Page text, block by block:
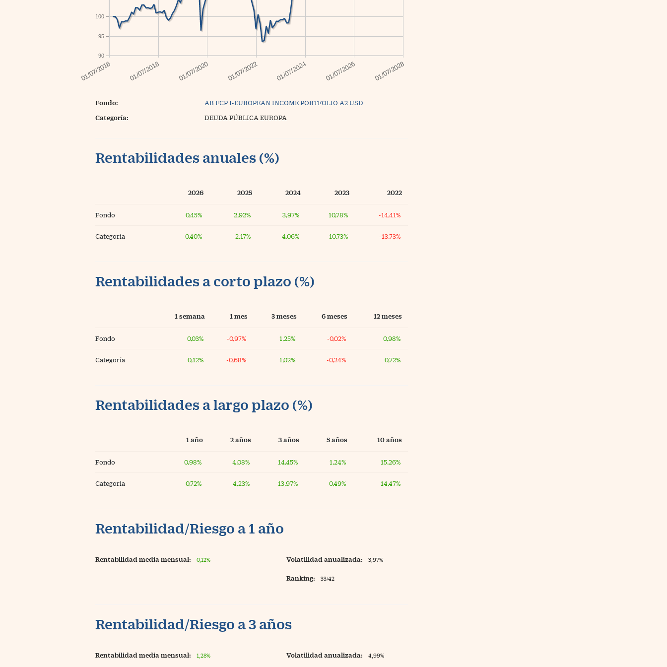
90
95
100
Fondo: AB FCP I-EUROPEAN INCOME PORTFOLIO A2 USD
Categoría: DEUDA PÚBLICA EUROPA
Rentabilidades anuales (%)
2026 2025 2024 2023 2022
Fondo 0,45% 2,92% 3,97% 10,78% -14,41%
Categoría 0,40% 2,17% 4,06% 10,73% -13,73%
Rentabilidades a corto plazo (%)
1 semana 1 mes 3 meses 6 meses 12 meses
Fondo 0,03% -0,97% 1,25% -0,02% 0,98%
Categoría 0,12% -0,68% 1,02% -0,24% 0,72%
Rentabilidades a largo plazo (%)
1 año 2 años 3 años 5 años 10 años
Fondo 0,98% 4,08% 14,45% 1,24% 15,26%
Categoría 0,72% 4,23% 13,97% 0,49% 14,47%
Rentabilidad/Riesgo a 1 año
Rentabilidad media mensual: 0,12% Volatilidad anualizada: 3,97%
Ranking: 33/42
Rentabilidad/Riesgo a 3 años
Rentabilidad media mensual: 1,28% Volatilidad anualizada: 4,99%